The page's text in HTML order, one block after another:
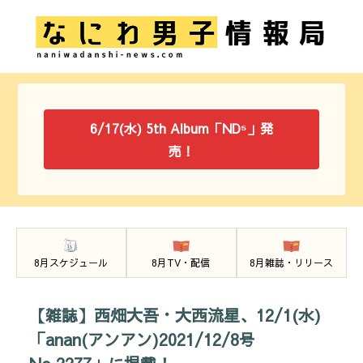
6/17(水) 5th Album「ND⁵」発
売！
8月スケジュール 8月TV・配信 8月雑誌・リリース
【雑誌】西畑大吾・大西流星、12/1(水)
「anan(アンアン)2021/12/8号